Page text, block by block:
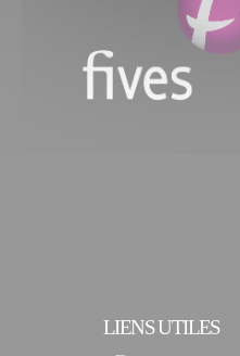
LIENS UTILES